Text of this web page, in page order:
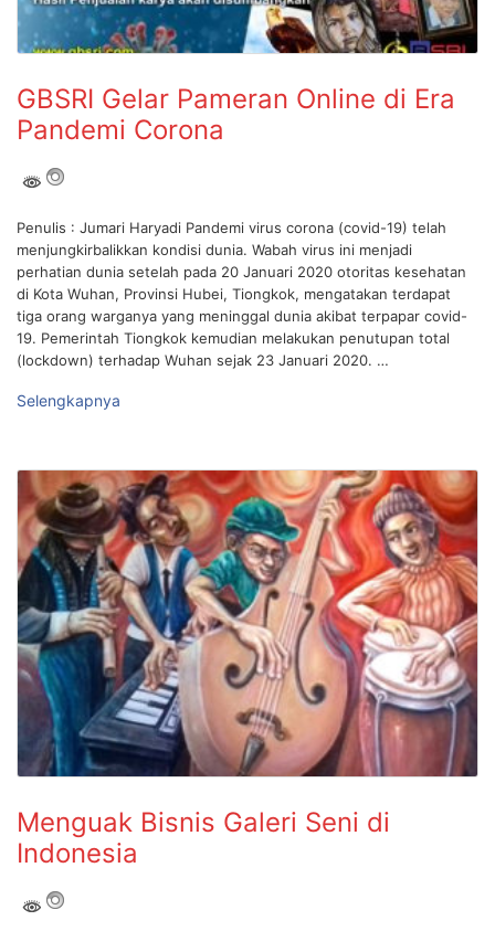
GBSRI Gelar Pameran Online di Era
Pandemi Corona
Penulis : Jumari Haryadi Pandemi virus corona (covid-19) telah
menjungkirbalikkan kondisi dunia. Wabah virus ini menjadi
perhatian dunia setelah pada 20 Januari 2020 otoritas kesehatan
di Kota Wuhan, Provinsi Hubei, Tiongkok, mengatakan terdapat
tiga orang warganya yang meninggal dunia akibat terpapar covid-
19. Pemerintah Tiongkok kemudian melakukan penutupan total
(lockdown) terhadap Wuhan sejak 23 Januari 2020. …
Selengkapnya
Menguak Bisnis Galeri Seni di
Indonesia